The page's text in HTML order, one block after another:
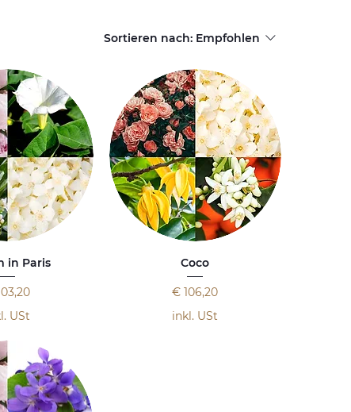
Sortieren nach: Empfohlen
in Paris
USt
Coco
Preis
€ 106,20
inkl. USt